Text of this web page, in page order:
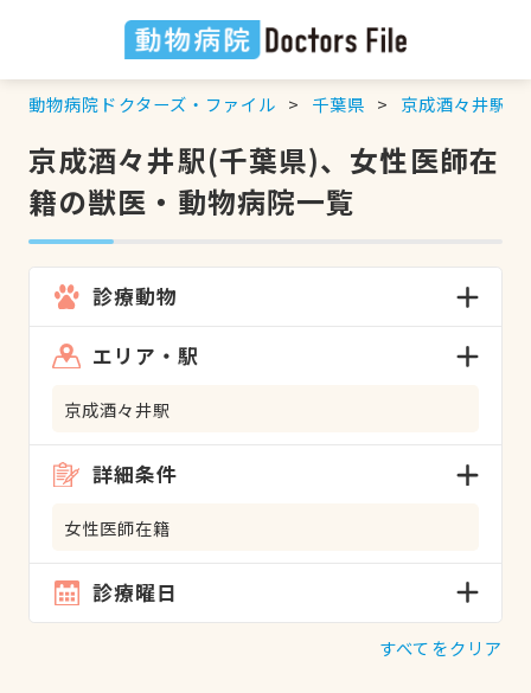
動物病院ドクターズ・ファイル 千葉県 京成酒々井駅
京成酒々井駅(千葉県)、女性医師在
籍の獣医・動物病院一覧
診療動物
エリア・駅
京成酒々井駅
詳細条件
女性医師在籍
診療曜日
すべてをクリア